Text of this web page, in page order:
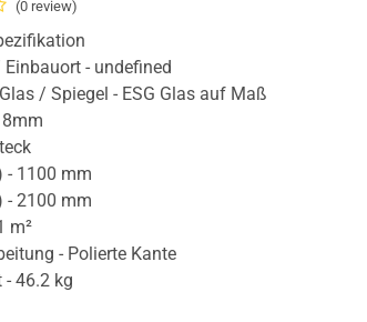
(0 review)
- undefined
/ Spiegel - ESG Glas auf Maß
- 1100 mm
- 2100 mm
m²
- Polierte Kante
- 46.2 kg